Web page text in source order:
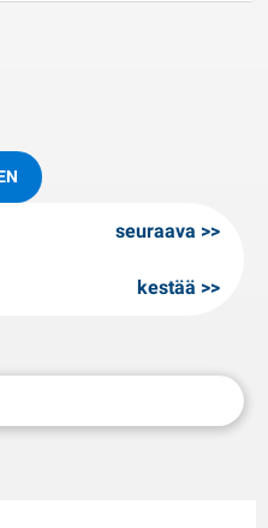
seuraava
kestää